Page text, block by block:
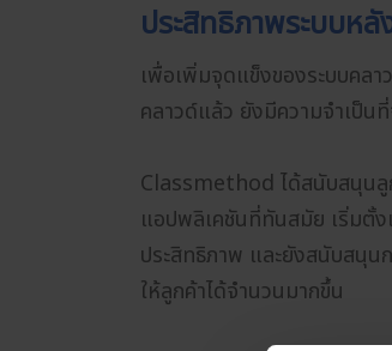
ประสิทธิภาพระบบหลั
เพื่อเพิ่มจุดแข็งของระบบคล
คลาวด์แล้ว ยังมีความจำเป็น
Classmethod ได้สนับสนุน
แอปพลิเคชันที่ทันสมัย เริ่มตั้ง
ประสิทธิภาพ และยังสนับสนุน
ให้ลูกค้าได้จำนวนมากขึ้น